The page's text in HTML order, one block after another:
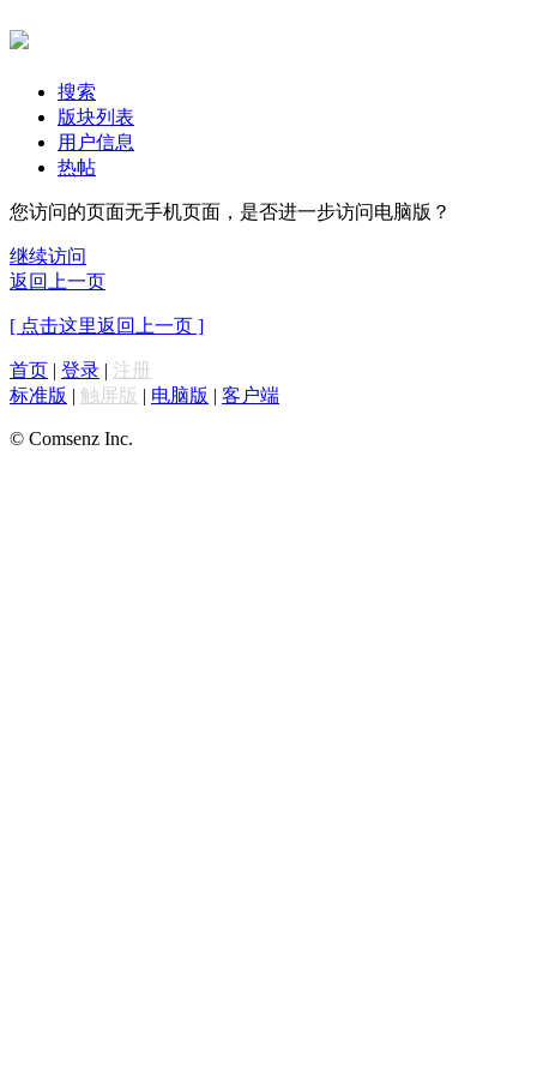
搜索
版块列表
用户信息
热帖
您访问的页面无手机页面，是否进一步访问电脑版？
继续访问
返回上一页
[ 点击这里返回上一页 ]
首页 | 登录 | 注册
标准版 | 触屏版 | 电脑版 | 客户端
© Comsenz Inc.